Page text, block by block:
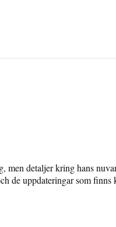
detaljer kring hans
de uppdateringar som